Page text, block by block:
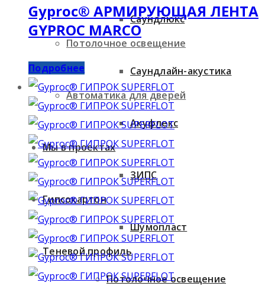
Потолочное освещение
Автоматика для дверей
Мы в проектах
Гипсокартон
Теневой профиль
Саундлюкс
Саундлайн-акустика
Акуфлекс
ЗИПС
Шумопласт
Потолочное освещение
Gyproc® АРМИРУЮЩАЯ ЛЕНТА
GYPROC MARCO
Подробнее